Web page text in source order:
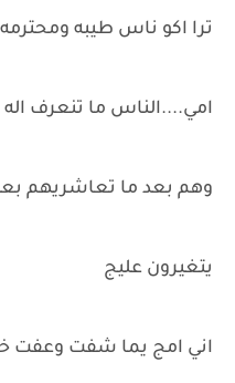
ترا اكو ناس طيبه ومحترمه
امي....الناس ما تنعرف
وهم بعد ما تعاشريهم
يتغيرون عليج
اني امج يما شفت وعفت